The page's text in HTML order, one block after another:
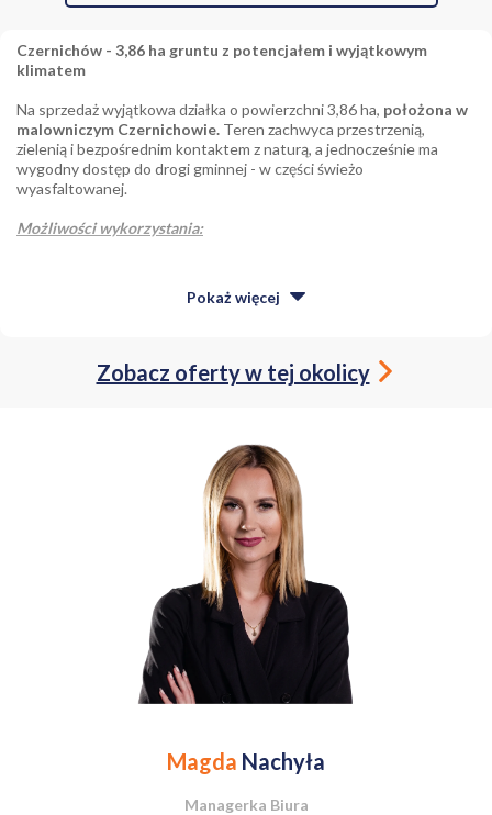
Czernichów - 3,86 ha gruntu z potencjałem i wyjątkowym
klimatem
Na sprzedaż wyjątkowa działka o powierzchni 3,86 ha, położona w
malowniczym Czernichowie. Teren zachwyca przestrzenią,
zielenią i bezpośrednim kontaktem z naturą, a jednocześnie ma
wygodny dostęp do drogi gminnej - w części świeżo
wyasfaltowanej.
Możliwości wykorzystania:
zakup całości jako inwestycja długoterminowa (grunt w
bardzo atrakcyjnej lokalizacji),
siedlisko / dom w zabudowie zagrodowej (na części RM),
Część działki: RM (ok. 96 arów)- zabudowa zagrodowa i
rolnicza (tu możliwa budowa siedliska, domu w ramach
gospodarstwa rolnego)
Część działki: RZ (pozostała część) - tereny trwałych
użytków zielonych; przeznaczenie: tereny rolnicze z
zadrzewieniami i zakrzewieniami,
Dojazd: droga gminna (częściowo asfalt, nowa nawierzchnia -
kilka tygodni temu!),
Pokaż więcej
Zobacz oferty w tej okolicy
Magda Nachyła
Managerka Biura